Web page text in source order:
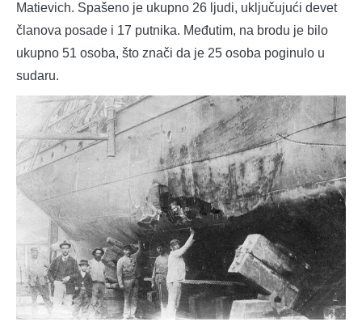
Matievich. Spašeno je ukupno 26 ljudi, uključujući devet
članova posade i 17 putnika. Međutim, na brodu je bilo
ukupno 51 osoba, što znači da je 25 osoba poginulo u
sudaru.